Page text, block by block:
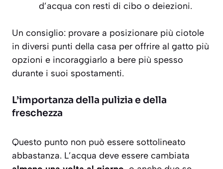
d’acqua con resti di cibo o deiezioni.
Un consiglio: provare a posizionare più ciotole
in diversi punti della casa per offrire al gatto più
opzioni e incoraggiarlo a bere più spesso
durante i suoi spostamenti.
L’importanza della pulizia e della
freschezza
Questo punto non può essere sottolineato
abbastanza. L’acqua deve essere cambiata